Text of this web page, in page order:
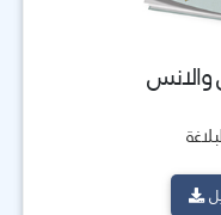
والانس